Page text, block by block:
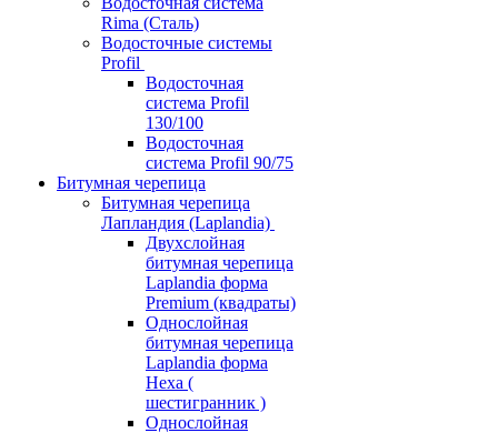
Rima (Сталь)
Водосточные системы
Profil
Водосточная
система Profil
130/100
Водосточная
система Profil 90/75
Битумная черепица
Битумная черепица
Лапландия (Laplandia)
Двухслойная
битумная черепица
Laplandia форма
Premium (квадраты)
Однослойная
битумная черепица
Laplandia форма
Hexa (
шестигранник )
Однослойная